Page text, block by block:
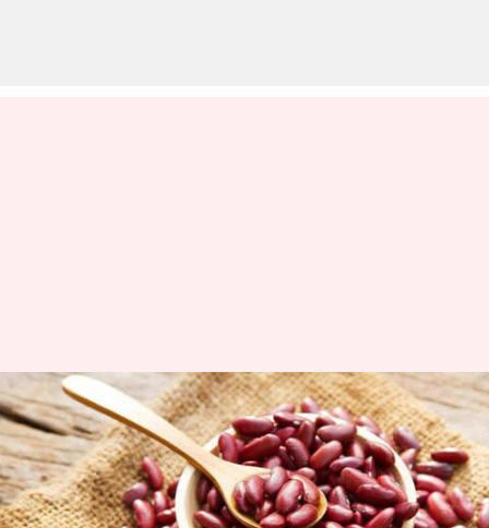
स्वास्थ्य के लिए बेहद फायदेमंद है
राजमा, डाइट में जरूर करें शामिल
लेखन अंजली Aug 08, 2020 06:45 am